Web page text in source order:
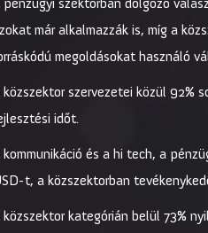
már alkalmazzák is, míg a
megoldásokat használó
közszektor szervezetei közül 92%
időt.
kommunikáció és a hi tech, a
t, a közszektorban
közszektor kategórián belül 73%